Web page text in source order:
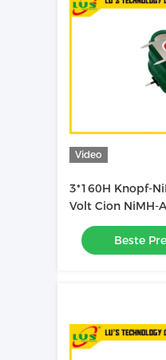
Video
3*160H Knopf-
Volt Cion NiMH-
160H Akku
Beste